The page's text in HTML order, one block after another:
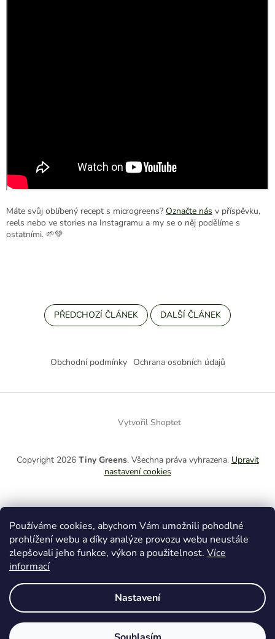
Používáme cookies, abychom Vám umožnili pohodlné
prohlížení webu a díky analýze provozu webu neustále
zlepšovali jeho funkce, výkon a použitelnost. Více
informací
Nastavení
Máte svůj oblíbený recept s microgreens? Označte nás v příspěvku,
reels nebo ve stories na Instagramu a my se o něj podělíme s
ostatními. 🌱💚
PŘEDCHOZÍ ČLÁNEK DALŠÍ ČLÁNEK
t
Obchodní podmínky Ochrana osobních údajů
Vytvořil Shoptet
Copyright 2026 Tiny Greens. Všechna práva vyhrazena. Upravit
nastavení cookies
Nezmeškejte už žádné novinky či slevy!
Přihlaste se k odběru newsletteru
Chci vědět o všem